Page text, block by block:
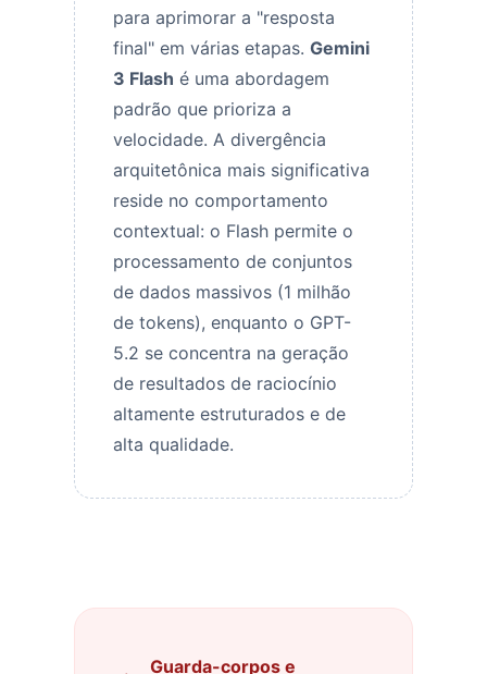
para aprimorar a "resposta
final" em várias etapas.Gemini
3 Flash é uma abordagem
padrão que prioriza a
velocidade. A divergência
arquitetônica mais significativa
reside no comportamento
contextual: o Flash permite o
processamento de conjuntos
de dados massivos (1 milhão
de tokens), enquanto o GPT-
5.2 se concentra na geração
de resultados de raciocínio
altamente estruturados e de
alta qualidade.
Guarda-corpos e